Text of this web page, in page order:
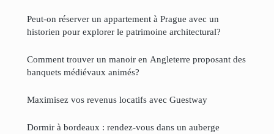
Peut-on réserver un appartement à Prague avec un
historien pour explorer le patrimoine architectural?
Comment trouver un manoir en Angleterre proposant des
banquets médiévaux animés?
Maximisez vos revenus locatifs avec Guestway
Dormir à bordeaux : rendez-vous dans un auberge